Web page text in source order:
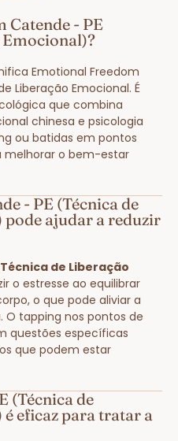
Catende - PE
Emocional)?
Emotional Freedom
Liberação Emocional. É
que combina
chinesa e psicologia
ou batidas em pontos
melhorar o bem-estar
- PE (Técnica de
ajudar a reduzir
de Liberação
o estresse ao equilibrar
o que pode aliviar a
tapping nos pontos de
questões específicas
que podem estar
(Técnica de
eficaz para tratar a